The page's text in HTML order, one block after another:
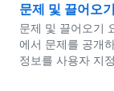
문제 및 끌어오
문제 및 끌어오기
에서 문제를 공개
정보를 사용자 지